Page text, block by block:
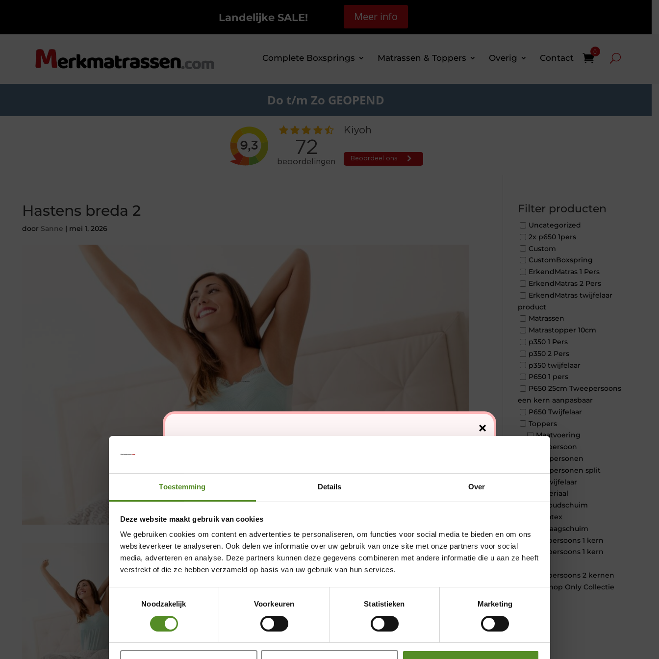
Toestemming Details Over
Deze website maakt gebruik van cookies
We gebruiken cookies om content en advertenties te personaliseren, om functies voor social media te bieden en om ons
websiteverkeer te analyseren. Ook delen we informatie over uw gebruik van onze site met onze partners voor social
media, adverteren en analyse. Deze partners kunnen deze gegevens combineren met andere informatie die u aan ze heeft
verstrekt of die ze hebben verzameld op basis van uw gebruik van hun services.
Noodzakelijk
Voorkeuren Statistieken Marketing
Landelijke SALE! Meer info
Complete Boxsprings Matrassen & Toppers Overig Contact
0
Do t/m Zo GEOPEND
Hastens breda 2
door Sanne | mei 1, 2026
Filter producten
Uncategorized
2x p650 1pers
Custom
CustomBoxspring
ErkendMatras 1 Pers
ErkendMatras 2 Pers
ErkendMatras twijfelaar
product
Matrassen
Matrastopper 10cm
p350 1 Pers
p350 2 Pers
p350 twijfelaar
P650 1 pers
P650 25cm Tweepersoons
een kern aanpasbaar
P650 Twijfelaar
Toppers
Maatvoering
1 persoon
2 personen
2 personen split
Twijfelaar
Materiaal
Koudschuim
Latex
Traagschuim
Tweepersoons 1 kern
Tweepersoons 1 kern
product
Tweepersoons 2 kernen
Webshop Only Collectie
Showroom Breda
Donderdag 12:00 – 17:00
Vrijdag 12:00 – 17:00
Zaterdag 12:00 – 17:00
×